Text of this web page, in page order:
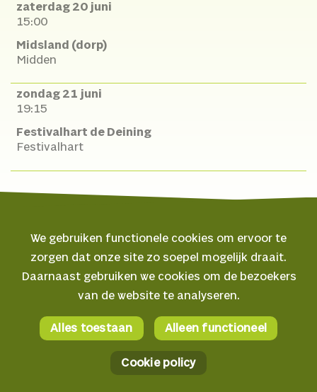
zaterdag 20 juni
15:00
Midsland (dorp)
Midden
zondag 21 juni
19:15
Festivalhart de Deining
Festivalhart
© 2026 Oerol
Algemene voorwaarden
Privacyverklaring
Facebook
We gebruiken functionele cookies om ervoor te
zorgen dat onze site zo soepel mogelijk draait.
Daarnaast gebruiken we cookies om de bezoekers
van de website te analyseren.
Alles toestaan Alleen functioneel
Cookie policy